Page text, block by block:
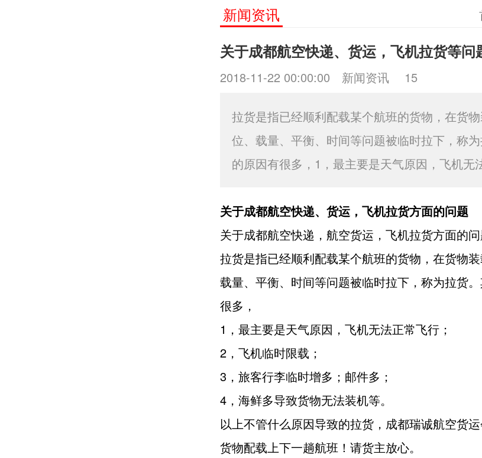
新闻资讯
关于成都航空快递、货运，飞机拉货等问
2018-11-22 00:00:00 新闻资讯 15
拉货是指已经顺利配载某个航班的货物，在货
位、载量、平衡、时间等问题被临时拉下，称
的原因有很多，1，最主要是天气原因，飞机无
关于成都航空快递、货运，飞机拉货方面的问题
关于成都航空快递，航空货运，飞机拉货方面的
拉货是指已经顺利配载某个航班的货物，在货物装
载量、平衡、时间等问题被临时拉下，称为拉货
很多，
1，最主要是天气原因，飞机无法正常飞行；
2，飞机临时限载；
3，旅客行李临时增多；邮件多；
4，海鲜多导致货物无法装机等。
以上不管什么原因导致的拉货，成都瑞诚航空货
货物配载上下一趟航班！请货主放心。